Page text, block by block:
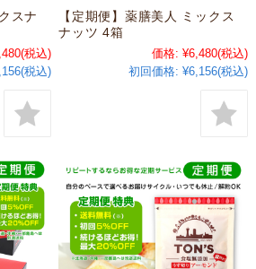
スナ
(税込)
税込)
【定期便】薬膳美人 ミックス
ナッツ 4箱
価格: ¥6,480(税込)
初回価格: ¥6,156(税込)